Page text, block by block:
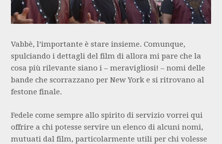
Vabbè, l’importante è stare insieme. Comunque,
spulciando i dettagli del film di allora mi pare che la
cosa più rilevante siano i – meravigliosi! – nomi delle
bande che scorrazzano per New York e si ritrovano al
festone finale.
Fedele come sempre allo spirito di servizio vorrei qui
offrire a chi potesse servire un elenco di alcuni nomi,
mutuati dal film, particolarmente utili per chi volesse